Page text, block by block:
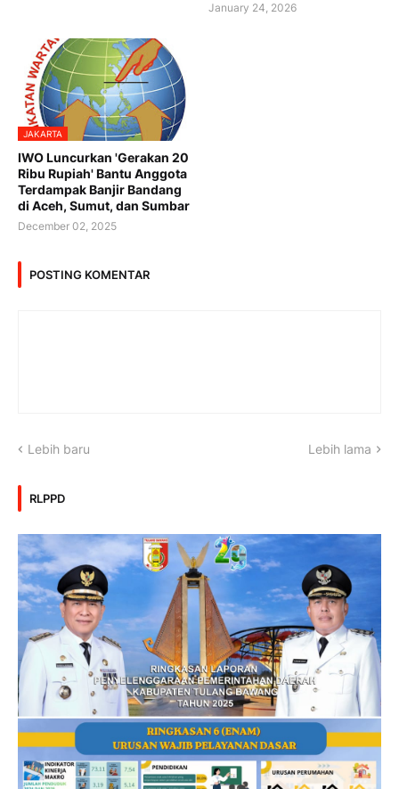
January 24, 2026
JAKARTA
IWO Luncurkan 'Gerakan 20
Ribu Rupiah' Bantu Anggota
Terdampak Banjir Bandang
di Aceh, Sumut, dan Sumbar
December 02, 2025
POSTING KOMENTAR
Lebih baru Lebih lama
RLPPD